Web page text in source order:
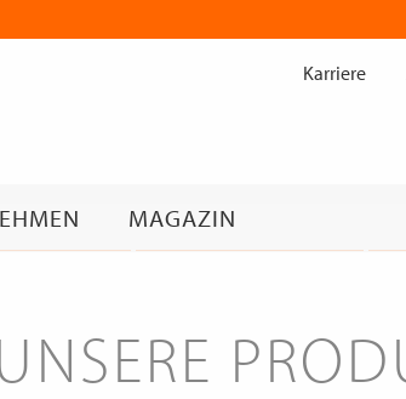
Inhalt
MAGAZIN
Karriere